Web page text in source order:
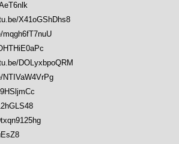
X41oGShDhs8
DOLyxbpoQRM